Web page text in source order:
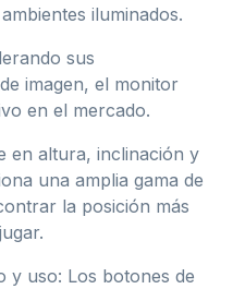
iluminados.
sus
imagen, el monitor
en el mercado.
en altura, inclinación y
una amplia gama de
la posición más
y uso: Los botones de